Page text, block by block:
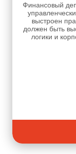
Финансовый
выстроен
должен быть
логики и